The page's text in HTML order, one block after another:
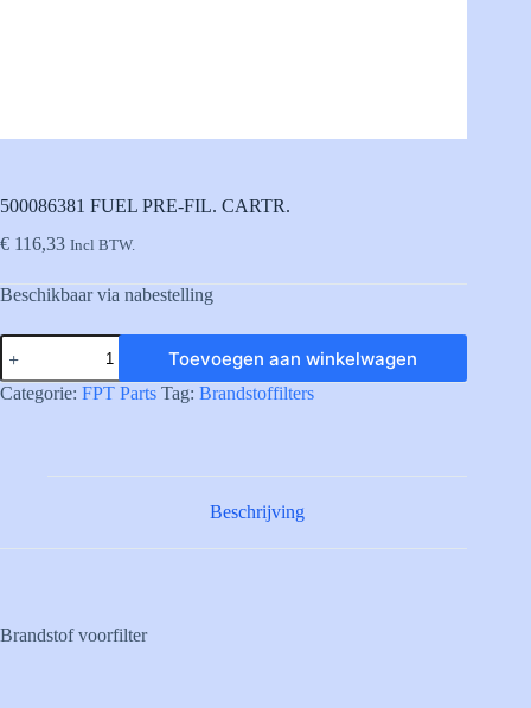
500086381 FUEL PRE-FIL. CARTR.
€ 116,33 Incl BTW.
Beschikbaar via nabestelling
500086381
FUEL
PRE-
FIL.
Toevoegen aan winkelwagen
Categorie: FPT Parts Tag: Brandstoffilters
Beschrijving
Brandstof voorfilter